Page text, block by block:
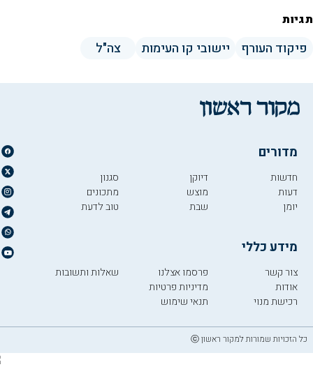
תגיות
פיקוד העורף יישובי קו העימות צה"ל
מדורים
חדשות
דעות
יומן
דיוקן
מוצש
שבת
סגנון
מתכונים
טוב לדעת
מידע כללי
צור קשר
אודות
רכישת מנוי
פרסמו אצלנו
מדיניות פרטיות
תנאי שימוש
שאלות ותשובות
כל הזכויות שמורות למקור ראשון ⓒ